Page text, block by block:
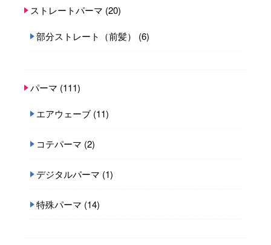
ストレートパーマ (20)
部分ストレート（前髪） (6)
パーマ (111)
エアウェーブ (11)
コテパーマ (2)
デジタルパーマ (1)
特殊パーマ (14)